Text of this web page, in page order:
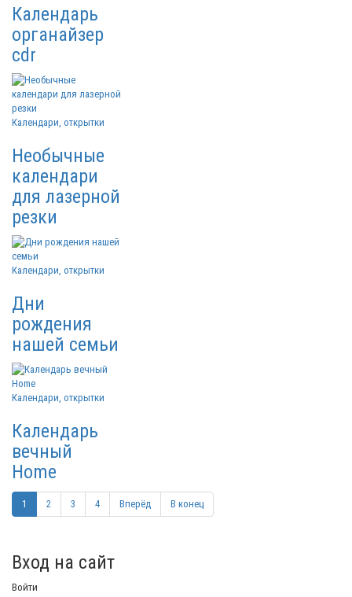
Календарь
органайзер
cdr
Календари, открытки
Необычные
календари
для лазерной
резки
Календари, открытки
Дни
рождения
нашей семьи
Календари, открытки
Календарь
вечный
Home
1 2 3 4 Вперёд В конец
Вход на сайт
Войти